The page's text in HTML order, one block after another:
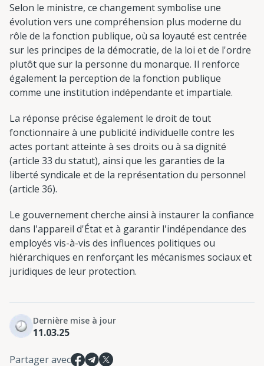
Selon le ministre, ce changement symbolise une
évolution vers une compréhension plus moderne du
rôle de la fonction publique, où sa loyauté est centrée
sur les principes de la démocratie, de la loi et de l'ordre
plutôt que sur la personne du monarque. Il renforce
également la perception de la fonction publique
comme une institution indépendante et impartiale.
La réponse précise également le droit de tout
fonctionnaire à une publicité individuelle contre les
actes portant atteinte à ses droits ou à sa dignité
(article 33 du statut), ainsi que les garanties de la
liberté syndicale et de la représentation du personnel
(article 36).
Le gouvernement cherche ainsi à instaurer la confiance
dans l'appareil d'État et à garantir l'indépendance des
employés vis-à-vis des influences politiques ou
hiérarchiques en renforçant les mécanismes sociaux et
juridiques de leur protection.
Dernière mise à jour
11.03.25
Partager avec